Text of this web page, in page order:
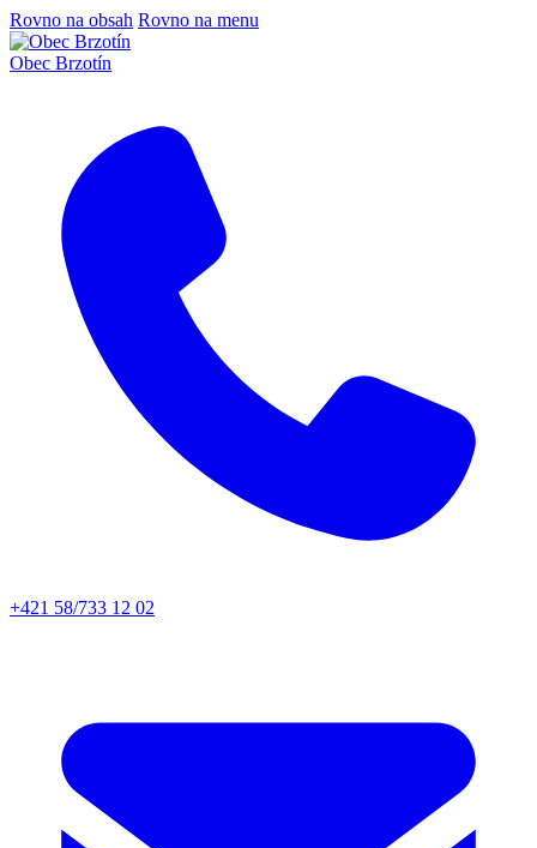
Rovno na obsah Rovno na menu
Obec Brzotín
+421 58/733 12 02